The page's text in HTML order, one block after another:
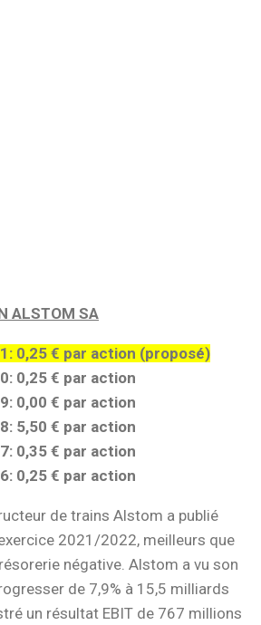
ALSTOM SA
0,25 € par action (proposé)
0,25 € par action
0,00 € par action
5,50 € par action
0,35 € par action
0,25 € par action
de trains Alstom a publié
2021/2022, meilleurs que
négative. Alstom a vu son
de 7,9% à 15,5 milliards
un résultat EBIT de 767 millions